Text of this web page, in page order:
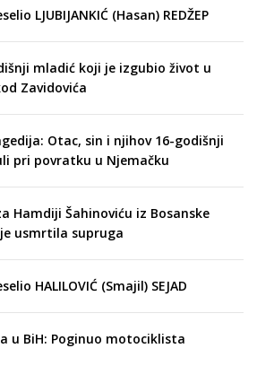
LJUBIJANKIĆ (Hasan) REDŽEP
mladić koji je izgubio život u
Zavidovića
Otac, sin i njihov 16-godišnji
pri povratku u Njemačku
Hamdiji Šahinoviću iz Bosanske
usmrtila supruga
HALILOVIĆ (Smajil) SEJAD
u BiH: Poginuo motociklista